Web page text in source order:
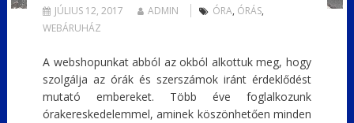
JÚLIUS 12, 2017 ADMIN ÓRA, ÓRÁS,
WEBÁRUHÁZ
A webshopunkat abból az okból alkottuk meg, hogy
szolgálja az órák és szerszámok iránt érdeklődést
mutató embereket. Több éve foglalkozunk
órakereskedelemmel, aminek köszönhetően minden